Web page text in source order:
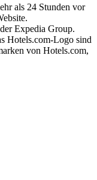
als 24 Stunden vor
Expedia Group.
Hotels.com-Logo sind
von Hotels.com,